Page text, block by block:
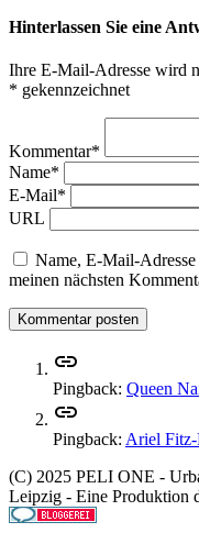
Hinterlassen Sie eine
Ihre E-Mail-Adresse wird
* gekennzeichnet
Kommentar*
Name*
E-Mail*
URL
Name, E-Mail-
meinen nächsten
link
Pingback: Queen
link
Pingback: Ariel Fitz-
(C) 2025 PELI ONE -
Leipzig - Eine Produktion